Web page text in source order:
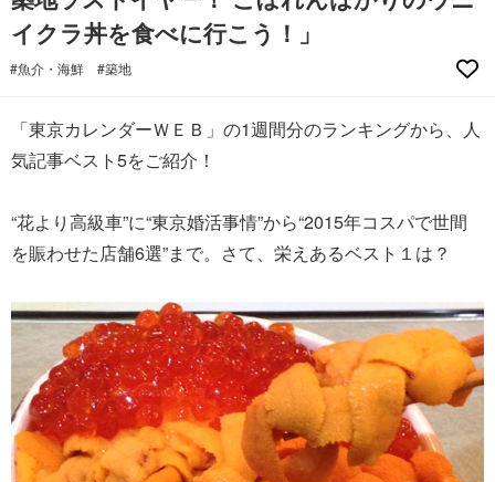
イクラ丼を食べに行こう！」
#魚介・海鮮 #築地
「東京カレンダーＷＥＢ」の1週間分のランキングから、人
気記事ベスト5をご紹介！
“花より高級車”に“東京婚活事情”から“2015年コスパで世間
を賑わせた店舗6選”まで。さて、栄えあるベスト１は？